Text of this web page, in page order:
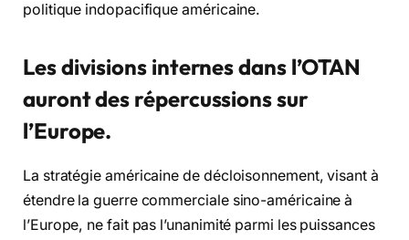
politique indopacifique américaine.
Les divisions internes dans l’OTAN
auront des répercussions sur
l’Europe.
La stratégie américaine de décloisonnement, visant à
étendre la guerre commerciale sino-américaine à
l’Europe, ne fait pas l’unanimité parmi les puissances